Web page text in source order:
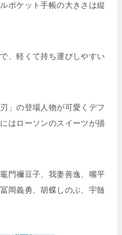
ポケット手帳の大きさは縦
、軽くて持ち運びしやすい
」の登場人物が可愛くデフ
はローソンのスイーツが描
門禰豆子、我妻善逸、嘴平
岡義勇、胡蝶しのぶ、宇髄